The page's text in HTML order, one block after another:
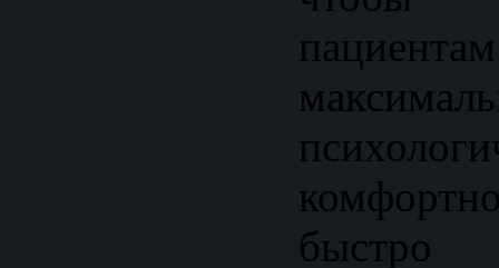
быстро